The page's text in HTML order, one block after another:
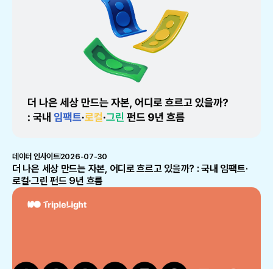
데이터 인사이트2026-07-30
더 나은 세상 만드는 자본, 어디로 흐르고 있을까? : 국내 임팩트·
로컬·그린 펀드 9년 흐름